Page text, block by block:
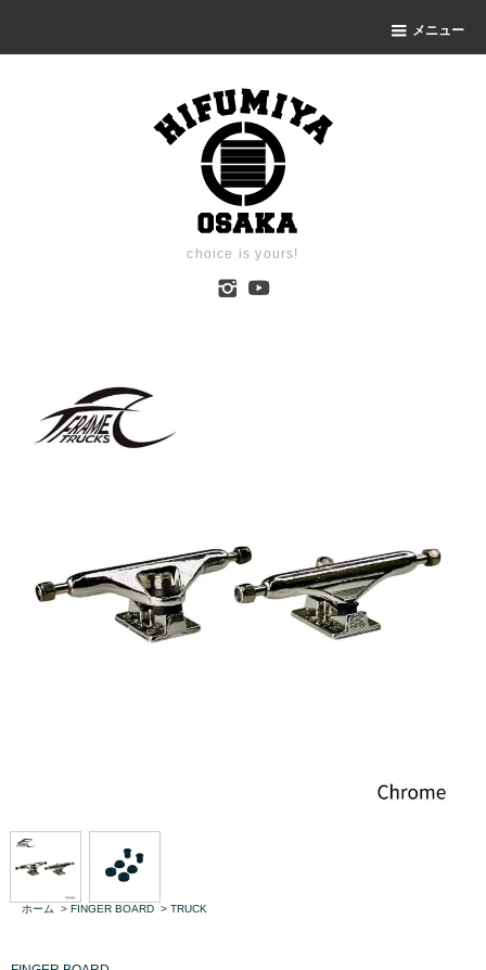
メニュー
choice is yours!
ホーム > FINGER BOARD > TRUCK